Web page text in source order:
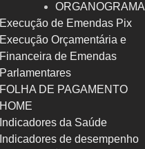
ORGANOGRAMA
Execução de Emendas Pix
Execução Orçamentária e
Financeira de Emendas
Parlamentares
FOLHA DE PAGAMENTO
HOME
Indicadores da Saúde
Indicadores de desempenho